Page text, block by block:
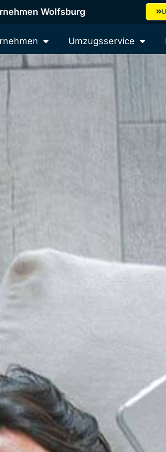
Wolfsburg
Umzugsservice